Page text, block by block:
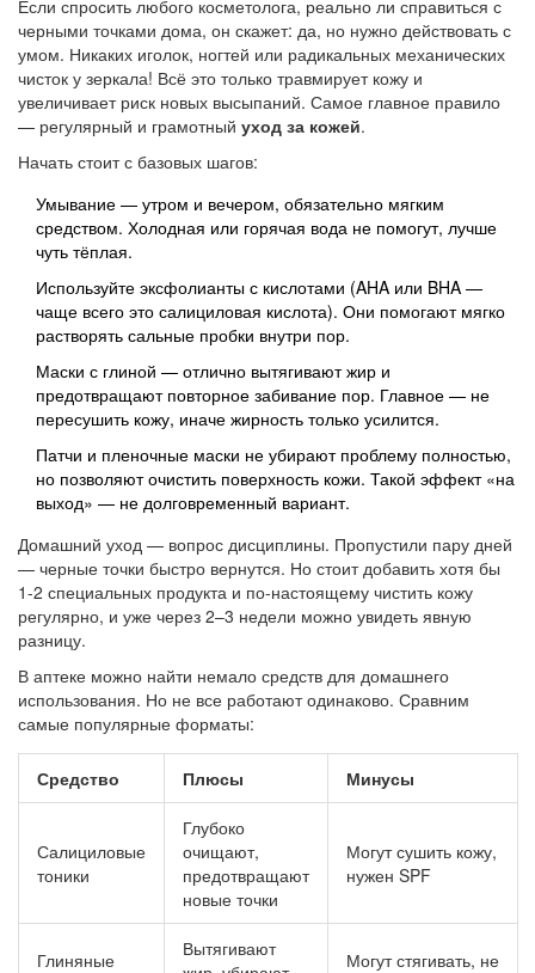
Если спросить любого косметолога, реально ли справиться с
черными точками дома, он скажет: да, но нужно действовать с
умом. Никаких иголок, ногтей или радикальных механических
чисток у зеркала! Всё это только травмирует кожу и
увеличивает риск новых высыпаний. Самое главное правило
— регулярный и грамотный уход за кожей.
Начать стоит с базовых шагов:
Умывание — утром и вечером, обязательно мягким
средством. Холодная или горячая вода не помогут, лучше
чуть тёплая.
Используйте эксфолианты с кислотами (AHA или BHA —
чаще всего это салициловая кислота). Они помогают мягко
растворять сальные пробки внутри пор.
Маски с глиной — отлично вытягивают жир и
предотвращают повторное забивание пор. Главное — не
пересушить кожу, иначе жирность только усилится.
Патчи и пленочные маски не убирают проблему полностью,
но позволяют очистить поверхность кожи. Такой эффект «на
выход» — не долговременный вариант.
Домашний уход — вопрос дисциплины. Пропустили пару дней
— черные точки быстро вернутся. Но стоит добавить хотя бы
1-2 специальных продукта и по-настоящему чистить кожу
регулярно, и уже через 2–3 недели можно увидеть явную
разницу.
В аптеке можно найти немало средств для домашнего
использования. Но не все работают одинаково. Сравним
самые популярные форматы:
Средство Плюсы Минусы
Салициловые
тоники
Глубоко
очищают,
предотвращают
новые точки
Могут сушить кожу,
нужен SPF
Глиняные
Вытягивают
Могут стягивать, не